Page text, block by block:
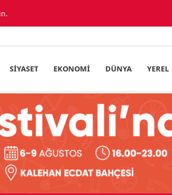
SIYASET EKONOMI DÜNYA YEREL